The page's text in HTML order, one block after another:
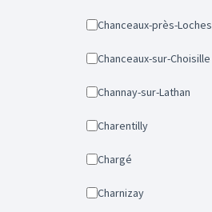
Chanceaux-près-Loches
Chanceaux-sur-Choisille
Channay-sur-Lathan
Charentilly
Chargé
Charnizay